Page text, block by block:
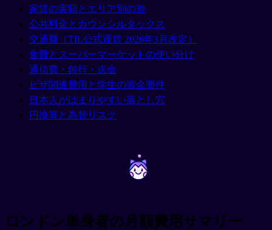
家賃の実額とエリア別の差
公共料金とカウンシルタックス
交通費（TfL公式運賃 2026年3月改定）
食費とスーパーマーケットの使い分け
通信費・銀行・送金
ビザ関連費用と学生の資金要件
日本人がはまりやすい落とし穴
円換算と為替リスク
~ ~
ロンドン単身者の月額費用サマリー